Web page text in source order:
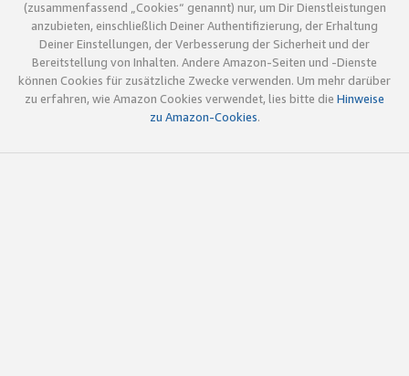
(zusammenfassend „Cookies“ genannt) nur, um Dir Dienstleistungen
anzubieten, einschließlich Deiner Authentifizierung, der Erhaltung
Deiner Einstellungen, der Verbesserung der Sicherheit und der
Bereitstellung von Inhalten. Andere Amazon-Seiten und -Dienste
können Cookies für zusätzliche Zwecke verwenden. Um mehr darüber
zu erfahren, wie Amazon Cookies verwendet, lies bitte die Hinweise
zu Amazon-Cookies.